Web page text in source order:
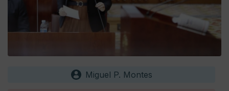
Miguel P. Montes